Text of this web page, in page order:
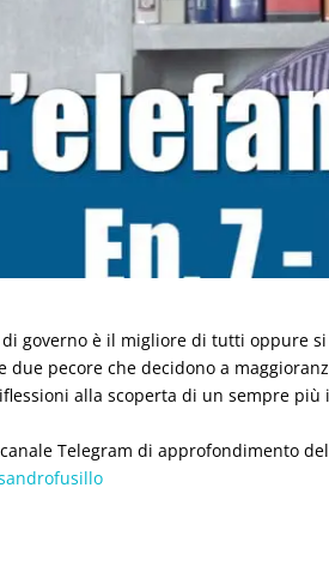
governo è il migliore di tutti oppure
due pecore che decidono a
alla scoperta di un sempre
Telegram di approfondimento